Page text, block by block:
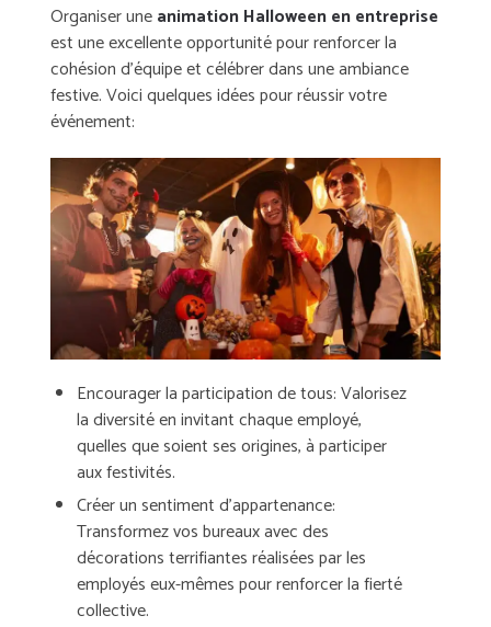
Organiser uneanimation Halloween en entreprise
est une excellente opportunité pour renforcer la
cohésion d’équipe et célébrer dans une ambiance
festive. Voici quelques idées pour réussir votre
événement:
Encourager la participation de tous: Valorisez
la diversité en invitant chaque employé,
quelles que soient ses origines, à participer
aux festivités.
Créer un sentiment d’appartenance:
Transformez vos bureaux avec des
décorations terrifiantes réalisées par les
employés eux-mêmes pour renforcer la fierté
collective.